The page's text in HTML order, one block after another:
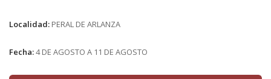
Localidad: PERAL DE ARLANZA
Fecha:4 DE AGOSTO A 11 DE AGOSTO